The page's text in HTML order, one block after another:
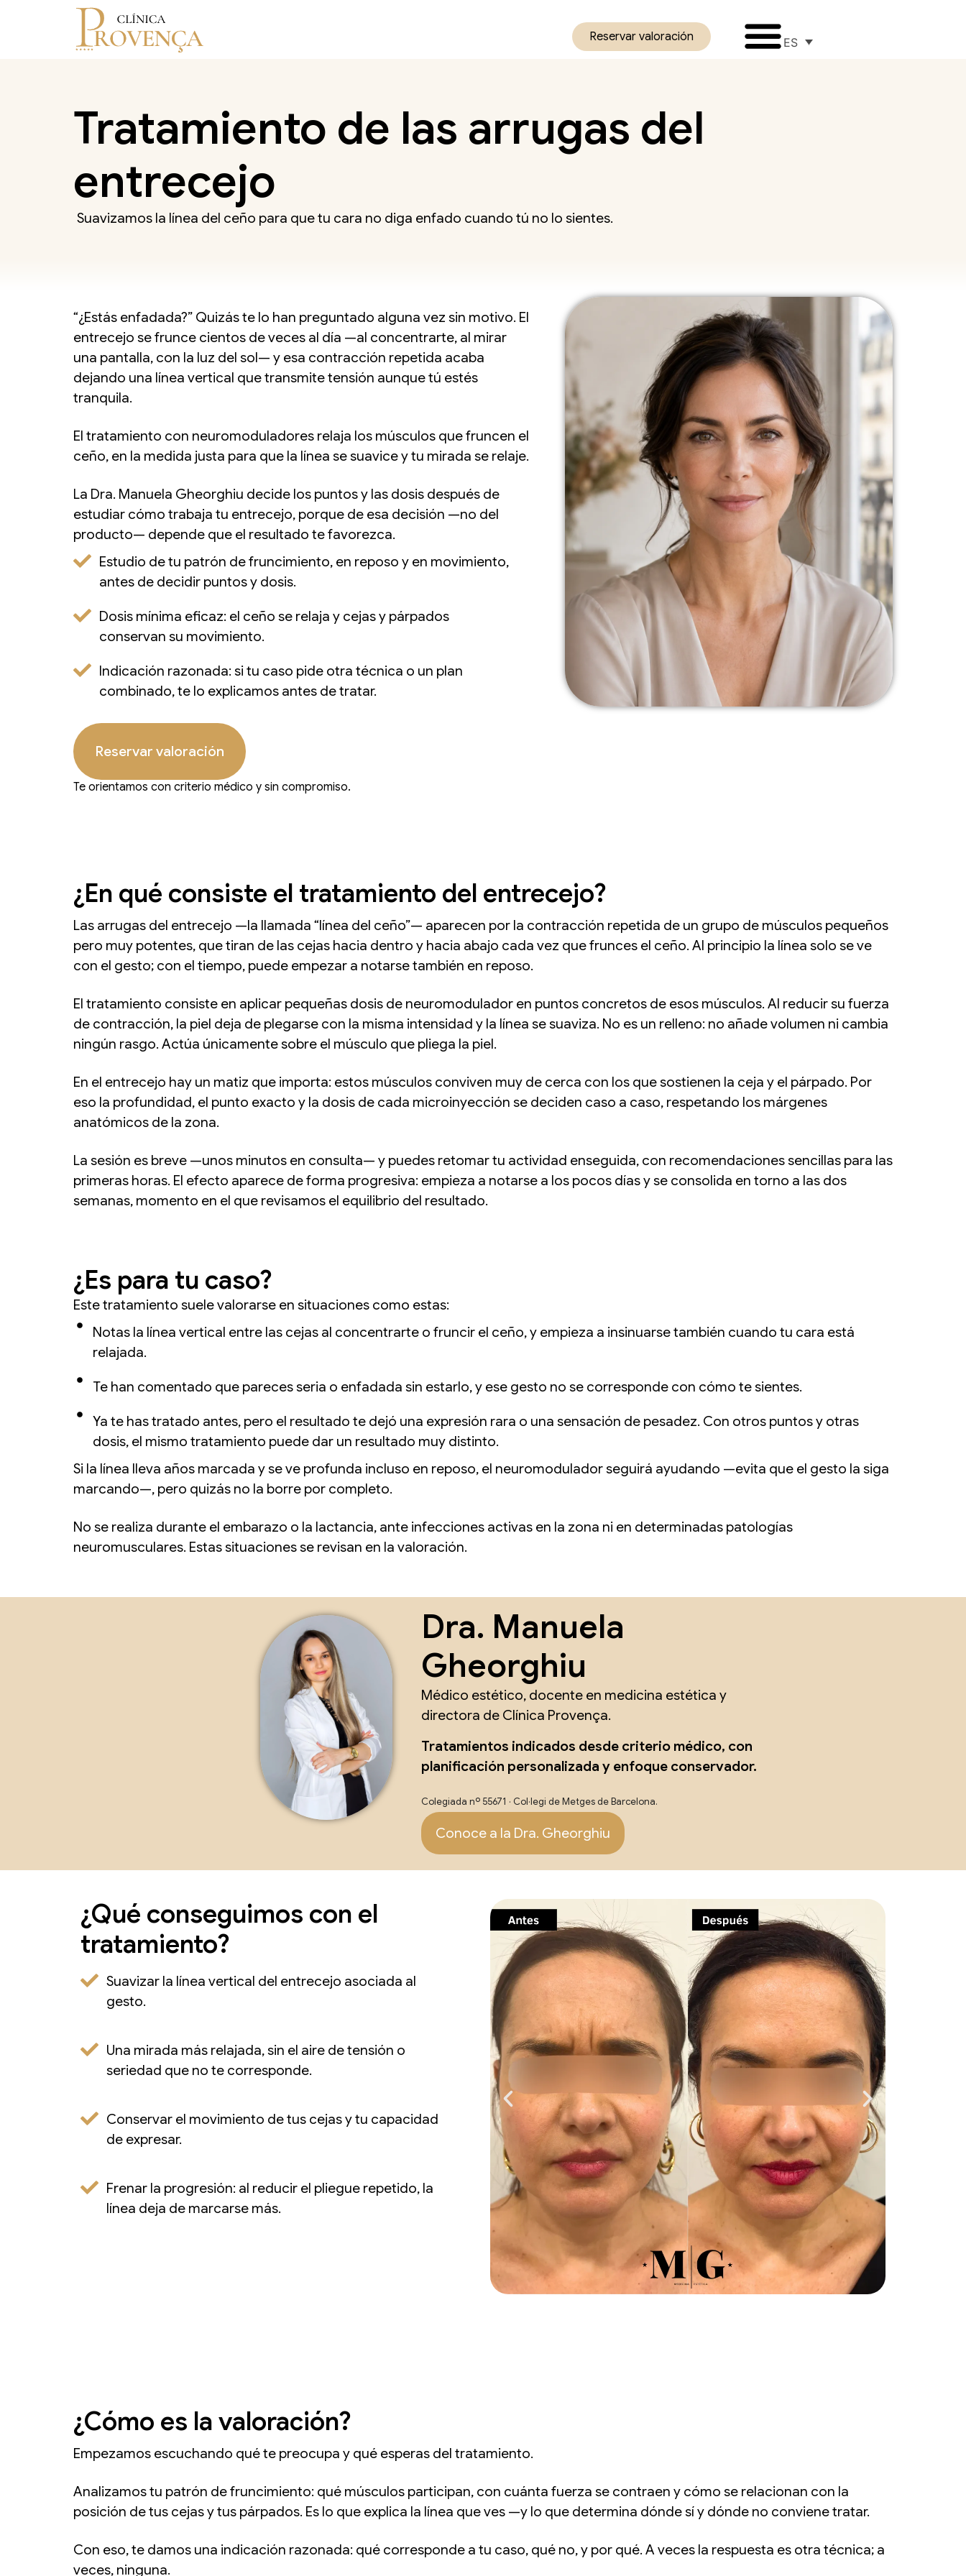
Reservar valoración ES
Tratamiento de las arrugas del
entrecejo
Suavizamos la línea del ceño para que tu cara no diga enfado cuando tú no lo sientes.
“¿Estás enfadada?” Quizás te lo han preguntado alguna vez sin motivo. El
entrecejo se frunce cientos de veces al día —al concentrarte, al mirar
una pantalla, con la luz del sol— y esa contracción repetida acaba
dejando una línea vertical que transmite tensión aunque tú estés
tranquila.
El tratamiento con neuromoduladores relaja los músculos que fruncen el
ceño, en la medida justa para que la línea se suavice y tu mirada se relaje.
La Dra. Manuela Gheorghiu decide los puntos y las dosis después de
estudiar cómo trabaja tu entrecejo, porque de esa decisión —no del
producto— depende que el resultado te favorezca.
Estudio de tu patrón de fruncimiento, en reposo y en movimiento,
antes de decidir puntos y dosis.
Dosis mínima eficaz: el ceño se relaja y cejas y párpados
conservan su movimiento.
Indicación razonada: si tu caso pide otra técnica o un plan
combinado, te lo explicamos antes de tratar.
Reservar valoración
Te orientamos con criterio médico y sin compromiso.
¿En qué consiste el tratamiento del entrecejo?
Las arrugas del entrecejo —la llamada “línea del ceño”— aparecen por la contracción repetida de un grupo de músculos pequeños
pero muy potentes, que tiran de las cejas hacia dentro y hacia abajo cada vez que frunces el ceño. Al principio la línea solo se ve
con el gesto; con el tiempo, puede empezar a notarse también en reposo.
El tratamiento consiste en aplicar pequeñas dosis de neuromodulador en puntos concretos de esos músculos. Al reducir su fuerza
de contracción, la piel deja de plegarse con la misma intensidad y la línea se suaviza. No es un relleno: no añade volumen ni cambia
ningún rasgo. Actúa únicamente sobre el músculo que pliega la piel.
En el entrecejo hay un matiz que importa: estos músculos conviven muy de cerca con los que sostienen la ceja y el párpado. Por
eso la profundidad, el punto exacto y la dosis de cada microinyección se deciden caso a caso, respetando los márgenes
anatómicos de la zona.
La sesión es breve —unos minutos en consulta— y puedes retomar tu actividad enseguida, con recomendaciones sencillas para las
primeras horas. El efecto aparece de forma progresiva: empieza a notarse a los pocos días y se consolida en torno a las dos
semanas, momento en el que revisamos el equilibrio del resultado.
¿Es para tu caso?
Este tratamiento suele valorarse en situaciones como estas:
Notas la línea vertical entre las cejas al concentrarte o fruncir el ceño, y empieza a insinuarse también cuando tu cara está
relajada.
Te han comentado que pareces seria o enfadada sin estarlo, y ese gesto no se corresponde con cómo te sientes.
Ya te has tratado antes, pero el resultado te dejó una expresión rara o una sensación de pesadez. Con otros puntos y otras
dosis, el mismo tratamiento puede dar un resultado muy distinto.
Si la línea lleva años marcada y se ve profunda incluso en reposo, el neuromodulador seguirá ayudando —evita que el gesto la siga
marcando—, pero quizás no la borre por completo.
No se realiza durante el embarazo o la lactancia, ante infecciones activas en la zona ni en determinadas patologías
neuromusculares. Estas situaciones se revisan en la valoración.
Dra. Manuela
Gheorghiu
Médico estético, docente en medicina estética y
directora de Clínica Provença.
Tratamientos indicados desde criterio médico, con
planificación personalizada y enfoque conservador.
Colegiada nº 55671 · Col·legi de Metges de Barcelona.
Conoce a la Dra. Gheorghiu
¿Qué conseguimos con el
tratamiento?
Suavizar la línea vertical del entrecejo asociada al
gesto.
Una mirada más relajada, sin el aire de tensión o
seriedad que no te corresponde.
Conservar el movimiento de tus cejas y tu capacidad
de expresar.
Frenar la progresión: al reducir el pliegue repetido, la
línea deja de marcarse más.
¿Cómo es la valoración?
Empezamos escuchando qué te preocupa y qué esperas del tratamiento.
Analizamos tu patrón de fruncimiento: qué músculos participan, con cuánta fuerza se contraen y cómo se relacionan con la
posición de tus cejas y tus párpados. Es lo que explica la línea que ves —y lo que determina dónde sí y dónde no conviene tratar.
Con eso, te damos una indicación razonada: qué corresponde a tu caso, qué no, y por qué. A veces la respuesta es otra técnica; a
veces, ninguna.